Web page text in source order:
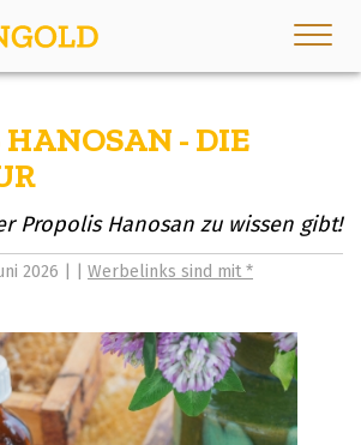
HANOSAN - DIE
Propolis Hanosan zu wissen gibt!
2026 | | Werbelinks sind mit *